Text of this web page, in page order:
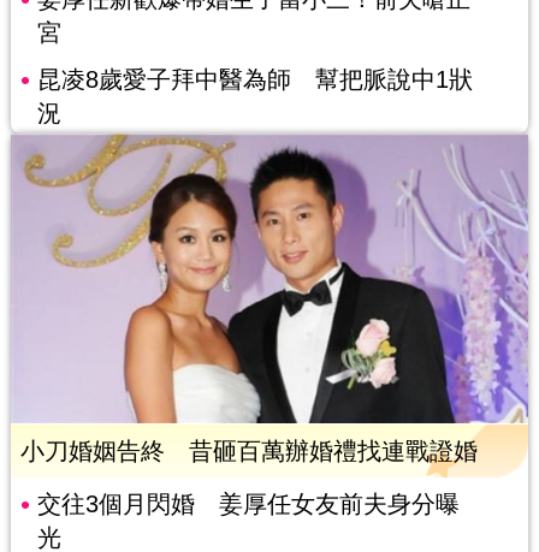
宮
昆凌8歲愛子拜中醫為師 幫把脈說中1狀
況
小刀婚姻告終 昔砸百萬辦婚禮找連戰證婚
交往3個月閃婚 姜厚任女友前夫身分曝
光